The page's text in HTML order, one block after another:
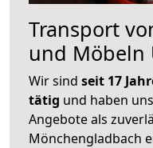
Transport
und Möbeln
Wir sind seit 17
tätig und haben
Angebote als
Mönchengladbach